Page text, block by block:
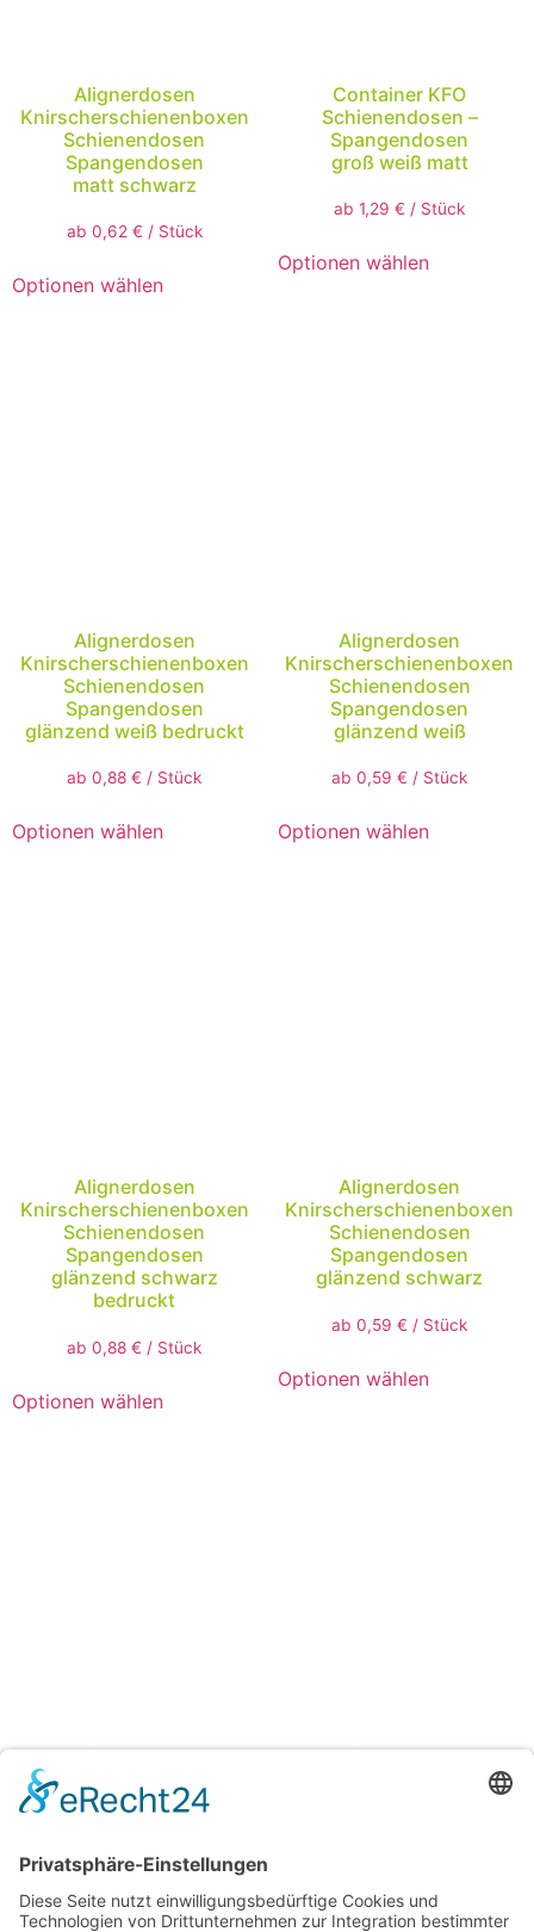
Alignerdosen
Knirscherschienenboxen
Schienendosen
Spangendosen
matt schwarz
ab 0,62 € / Stück
Optionen wählen
Container KFO
Schienendosen –
Spangendosen
groß weiß matt
ab1,29€ / Stück
Optionen wählen
Alignerdosen
Knirscherschienenboxen
Schienendosen
Spangendosen
glänzend weiß bedruckt
ab0,88€ / Stück
Optionen wählen
Alignerdosen
Knirscherschienenboxen
Schienendosen
Spangendosen
glänzend weiß
ab0,59€ / Stück
Optionen wählen
Alignerdosen
Knirscherschienenboxen
Schienendosen
Spangendosen
glänzend schwarz
bedruckt
ab0,88€ / Stück
Optionen wählen
Alignerdosen
Knirscherschienenboxen
Schienendosen
Spangendosen
glänzend schwarz
ab0,59€ / Stück
Optionen wählen
Alignerdosen
Knirscherschienenboxen
Schienendosen
ab0,88€/ Stück
Alignerdosen
Knirscherschienenboxen
ab0,59 € /Stück